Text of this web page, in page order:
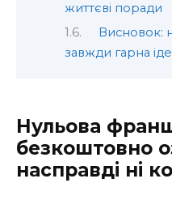
життєві поради
Висновок:
завжди гарна
Нульова
безкоштовно
насправді ні